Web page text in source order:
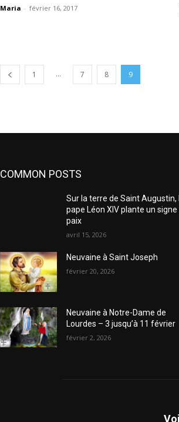
Maria - février 16, 2017
1 ... 7 8 9
COMMON POSTS
Sur la terre de Saint Augustin,
pape Léon XIV plante un signe
paix
avril 15, 2026
Neuvaine à Saint Joseph
février 20, 2026
Neuvaine à Notre-Dame de
Lourdes – 3 jusqu’à 11 février
février 2, 2026